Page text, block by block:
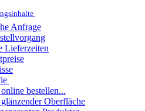
Anfrage
Lieferzeiten
bestellen...
Oberfläche